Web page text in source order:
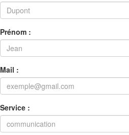
Prénom :
Mail :
Service :